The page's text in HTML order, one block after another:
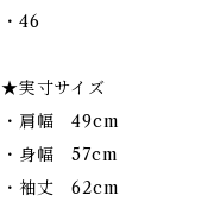
・46
★実寸サイズ
・肩幅 49cm
・身幅 57cm
・袖丈 62cm